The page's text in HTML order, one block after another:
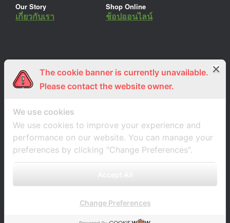
Our Story
เกี่ยวกับเรา
Shop Online
ช้อปออนไลน์
ร่วมงานกับเรา
สมัครงาน
Lemon Farm Cafe
ร้านอาหารอินทรีย์
The cookie banner is currently unavailable.
Please contact the website owner.
We use cookies
We use cookies to improve your experience and
performance on our website. You can manage your
preferences by clicking "Change Preferences".
Change Preferences